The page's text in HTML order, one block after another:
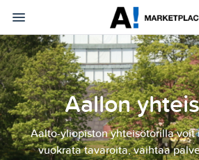
Aallon
Aalto-yliopiston yhteisötorilla voit
vuokrata tavaroita, vaihtaa